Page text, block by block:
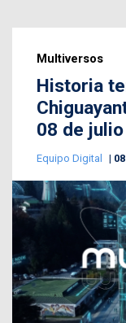
Multiversos
Historia
08 de
Equipo Digital